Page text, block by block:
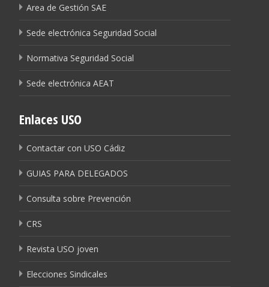
Area de Gestión SAE
Sede electrónica Seguridad Social
Normativa Seguridad Social
Sede electrónica AEAT
Enlaces USO
Contactar con USO Cádiz
GUIAS PARA DELEGADOS
Consulta sobre Prevención
CRS
Revista USO joven
Elecciones Sindicales